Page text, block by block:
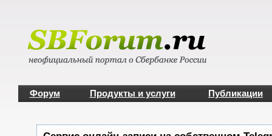
Форум Продукты и услуги Публикации